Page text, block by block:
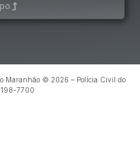
Maranhão © 2026 – Polícia Civil do
7700